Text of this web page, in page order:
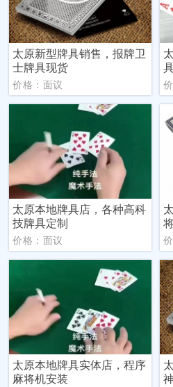
太原新型牌具销售，报牌卫
士牌具现货
价格：面议
太原本地牌具店，各种高科
技牌具定制
价格：面议
太原本地牌具实体店，程序
麻将机安装